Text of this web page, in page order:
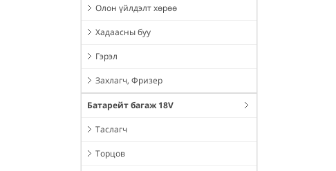
Олон үйлдэлт хөрөө
Хадаасны буу
Гэрэл
Захлагч, Фризер
Батарейт багаж 18V
Таслагч
Торцов